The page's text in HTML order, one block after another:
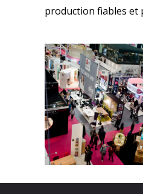
production fiables et